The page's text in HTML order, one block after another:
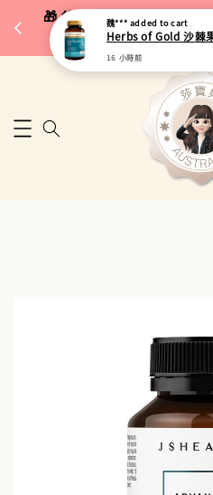
🎁 父親節限定｜全館96折
$5,000再折
魏*** added to cart
Herbs of Gold 沙棘
16 小時前